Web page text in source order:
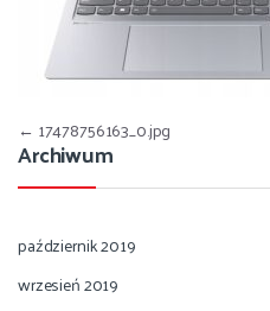
Nawigacja wpisu
← 17478756163_0.jpg
Archiwum
październik 2019
wrzesień 2019